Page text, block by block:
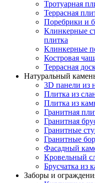
Тротуарная
Террасная
Поребрики и
Клинкерные
плитка
Клинкерные
Костровая
Террасная
Натуральный
3D панели из
Плитка из
Плитка из
Гранитная
Гранитная
Гранитные
Гранитные
Фасадный
Кровельный
Брусчатка из
Заборы и